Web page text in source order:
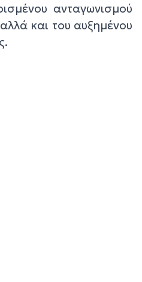
ανταγωνισμού
και του αυξημένου